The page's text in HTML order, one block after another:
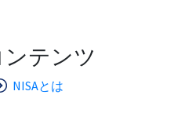
テンツ
NISAとは